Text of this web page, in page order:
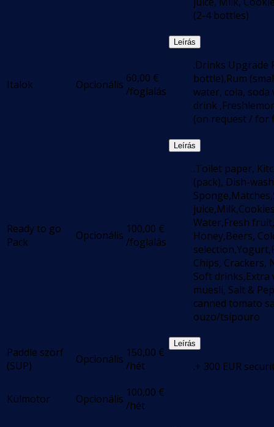
(2-4 bottles)
Italok Opcionális 60,00 €
/foglalás
Leírás
.Drinks Upgrade
bottle),Rum
water, cola,
drink
(on request / for
Ready to go
Pack
Opcionális 100,00 €
/foglalás
Leírás
.Toilet paper,
(pack), Dish-
Water,Fresh
Honey,Beers,
Chips, Crackers,
Soft drinks,Extra
muesli, Salt &
canned tomato
ouzo/tsipouro
Paddle szörf
(SUP)
Opcionális 150,00 €
/hét
Leírás
.+ 300 EUR
Külmotor Opcionális 100,00 €
/hét